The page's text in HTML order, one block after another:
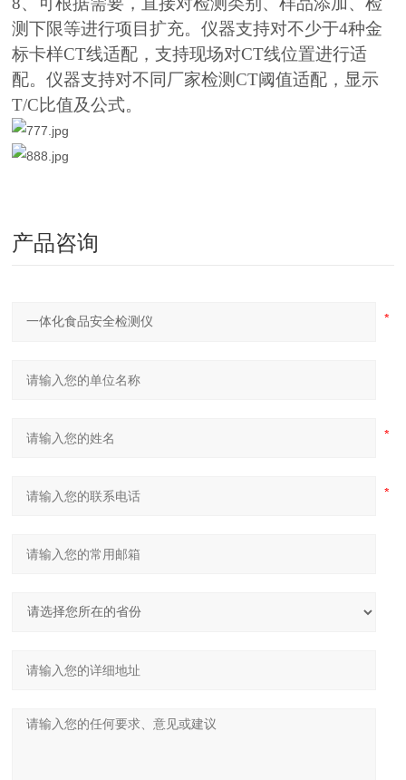
测下限等进行项目扩充。仪器支持对不少于4种金
标卡样CT线适配，支持现场对CT线位置进行适
配。仪器支持对不同厂家检测CT阈值适配，显示
T/C比值及公式。
产品咨询